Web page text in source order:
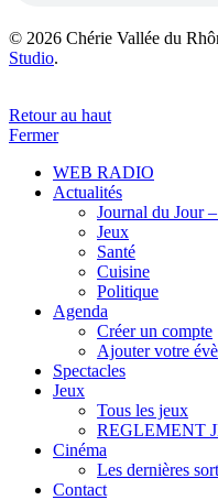
© 2026 Chérie Vallée du
Studio.
Retour au haut
Fermer
WEB RADIO
Actualités
Journal du Jour
Jeux
Santé
Cuisine
Politique
Agenda
Créer un compte
Ajouter votre
Spectacles
Jeux
Tous les jeux
REGLEMENT
Cinéma
Les dernières
Contact